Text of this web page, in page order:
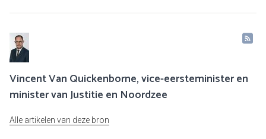
Vincent Van Quickenborne, vice-eersteminister en
minister van Justitie en Noordzee
Alle artikelen van deze bron